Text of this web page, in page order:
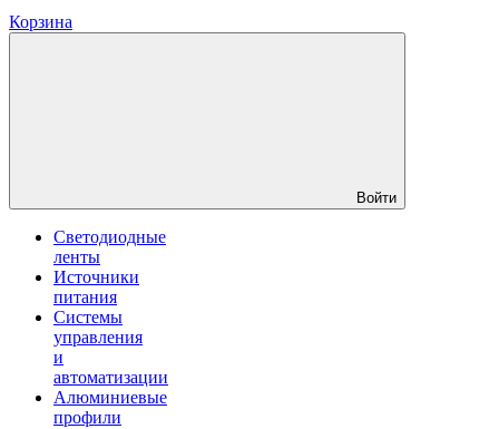
Корзина
Войти
Светодиодные
ленты
Источники
питания
Системы
управления
и
автоматизации
Алюминиевые
профили